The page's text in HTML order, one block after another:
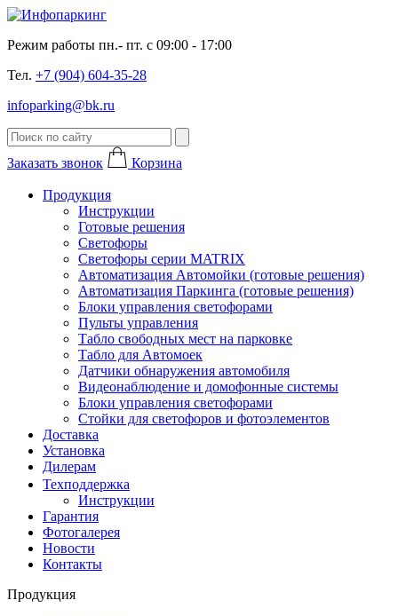
Режим работы пн.- пт. с 09:00 - 17:00
Тел. +7 (904) 604-35-28
infoparking@bk.ru
Заказать звонок Корзина
Продукция
Инструкции
Готовые решения
Светофоры
Светофоры серии MATRIX
Автоматизация Автомойки (готовые решения)
Автоматизация Паркинга (готовые решения)
Блоки управления светофорами
Пульты управления
Табло свободных мест на парковке
Табло для Автомоек
Датчики обнаружения автомобиля
Видеонаблюдение и домофонные системы
Блоки управления светофорами
Стойки для светофоров и фотоэлементов
Доставка
Установка
Дилерам
Техподдержка
Инструкции
Гарантия
Фотогалерея
Новости
Контакты
Продукция